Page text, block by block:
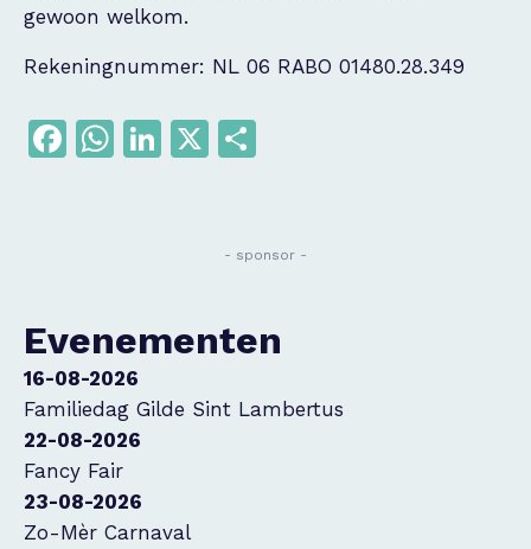
gewoon welkom.
Rekeningnummer: NL 06 RABO 01480.28.349
Facebook
WhatsApp
LinkedIn
X
- sponsor -
Evenementen
16-08-2026
Familiedag Gilde Sint Lambertus
22-08-2026
Fancy Fair
23-08-2026
Zo-Mèr Carnaval